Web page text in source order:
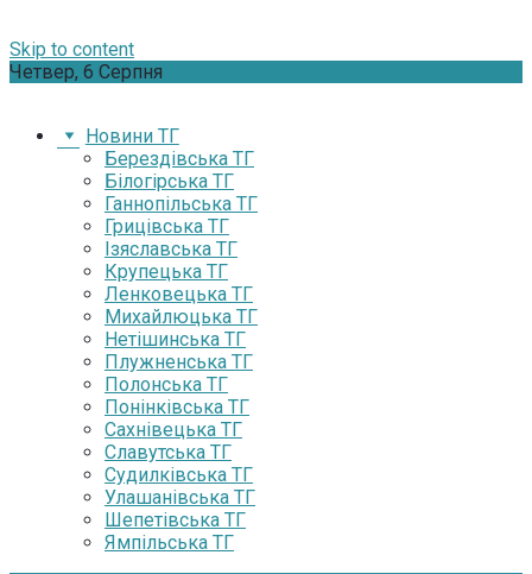
Skip to content
Четвер, 6 Серпня
Новини ТГ
Берездівська ТГ
Білогірська ТГ
Ганнопільська ТГ
Грицівська ТГ
Ізяславська ТГ
Крупецька ТГ
Ленковецька ТГ
Михайлюцька ТГ
Нетішинська ТГ
Плужненська ТГ
Полонська ТГ
Понінківська ТГ
Сахнівецька ТГ
Славутська ТГ
Судилківська ТГ
Улашанівська ТГ
Шепетівська ТГ
Ямпільська ТГ